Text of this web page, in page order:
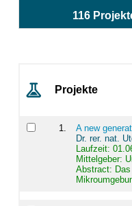
116
Projekte
1
A new
Dr. rer. nat.
Laufzeit:
Mittelgeber:
Abstract: